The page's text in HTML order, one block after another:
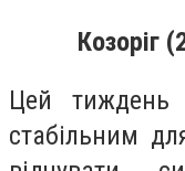
Козоріг
Цей тиждень
стабільним